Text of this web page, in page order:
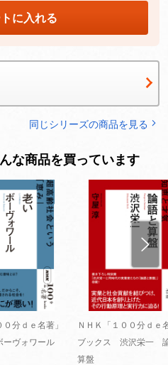
に入れる
同じシリーズの商品を見る
な商品を買っています
分ｄｅ名著」
ヴォワール
ＮＨＫ「１００分ｄｅ
ブックス 渋沢栄一
算盤